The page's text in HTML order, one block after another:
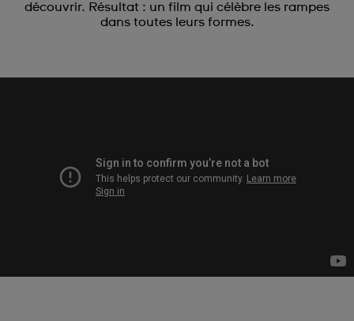
découvrir. Résultat : un film qui célèbre les rampes
dans toutes leurs formes.